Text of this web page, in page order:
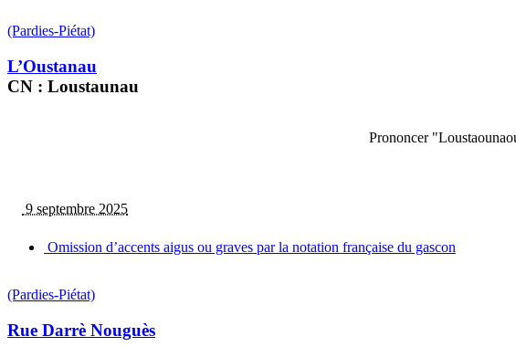
(Pardies-Piétat)
L’Oustanau
CN : Loustaunau
Prononcer
9 septembre 2025
Omission d’accents aigus ou graves par la notation française du gascon
(Pardies-Piétat)
Rue Darrè Nouguès